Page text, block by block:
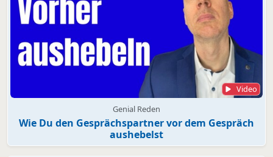
Video
Genial Reden
Wie Du den Gesprächspartner vor dem Gespräch
aushebelst